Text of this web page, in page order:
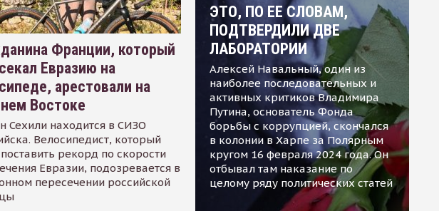
Франции, который
Евразию на
арестовали на
Востоке
Сехили находится в СИЗО
Велосипедист, который
рекорд по скорости
Евразии, подозревается в
пересечении российской
ЭТО, ПО ЕЕ СЛОВАМ,
ПОДТВЕРДИЛИ ДВЕ
ЛАБОРАТОРИИ
Алексей Навальный, один из
наиболее последовательных и
активных критиков Владимира
Путина, основатель Фонда
борьбы с коррупцией, скончался
в колонии в Харпе за Полярным
кругом 16 февраля 2024 года. Он
отбывал там наказание по
целому ряду политических статей